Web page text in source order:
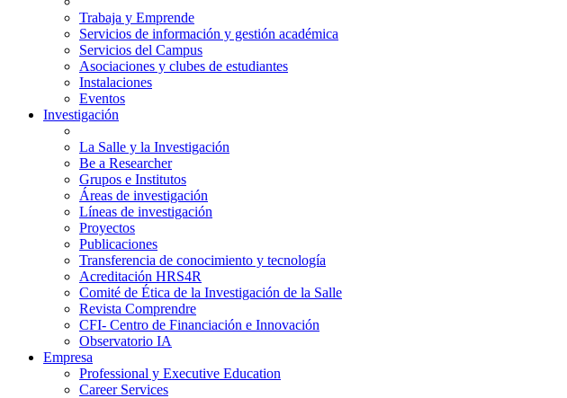
Trabaja y Emprende
Servicios de información y gestión académica
Servicios del Campus
Asociaciones y clubes de estudiantes
Instalaciones
Eventos
Investigación
La Salle y la Investigación
Be a Researcher
Grupos e Institutos
Áreas de investigación
Líneas de investigación
Proyectos
Publicaciones
Transferencia de conocimiento y tecnología
Acreditación HRS4R
Comité de Ética de la Investigación de la Salle
Revista Comprendre
CFI- Centro de Financiación e Innovación
Observatorio IA
Empresa
Professional y Executive Education
Career Services